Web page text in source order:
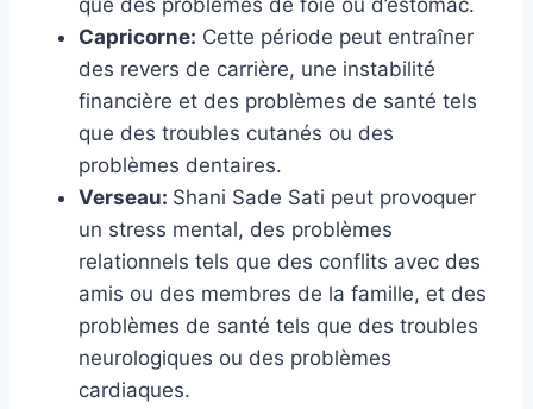
que des problèmes de foie ou d’estomac.
Capricorne: Cette période peut entraîner
des revers de carrière, une instabilité
financière et des problèmes de santé tels
que des troubles cutanés ou des
problèmes dentaires.
Verseau: Shani Sade Sati peut provoquer
un stress mental, des problèmes
relationnels tels que des conflits avec des
amis ou des membres de la famille, et des
problèmes de santé tels que des troubles
neurologiques ou des problèmes
cardiaques.